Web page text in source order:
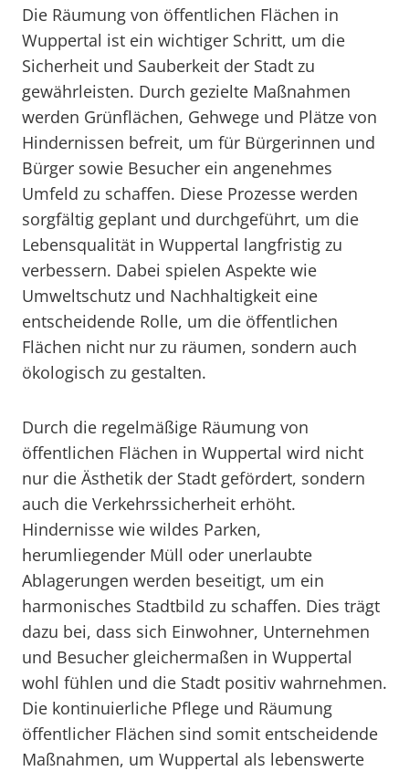
Die Räumung von öffentlichen Flächen in
Wuppertal ist ein wichtiger Schritt, um die
Sicherheit und Sauberkeit der Stadt zu
gewährleisten. Durch gezielte Maßnahmen
werden Grünflächen, Gehwege und Plätze von
Hindernissen befreit, um für Bürgerinnen und
Bürger sowie Besucher ein angenehmes
Umfeld zu schaffen. Diese Prozesse werden
sorgfältig geplant und durchgeführt, um die
Lebensqualität in Wuppertal langfristig zu
verbessern. Dabei spielen Aspekte wie
Umweltschutz und Nachhaltigkeit eine
entscheidende Rolle, um die öffentlichen
Flächen nicht nur zu räumen, sondern auch
ökologisch zu gestalten.
Durch die regelmäßige Räumung von
öffentlichen Flächen in Wuppertal wird nicht
nur die Ästhetik der Stadt gefördert, sondern
auch die Verkehrssicherheit erhöht.
Hindernisse wie wildes Parken,
herumliegender Müll oder unerlaubte
Ablagerungen werden beseitigt, um ein
harmonisches Stadtbild zu schaffen. Dies trägt
dazu bei, dass sich Einwohner, Unternehmen
und Besucher gleichermaßen in Wuppertal
wohl fühlen und die Stadt positiv wahrnehmen.
Die kontinuierliche Pflege und Räumung
öffentlicher Flächen sind somit entscheidende
Maßnahmen, um Wuppertal als lebenswerte